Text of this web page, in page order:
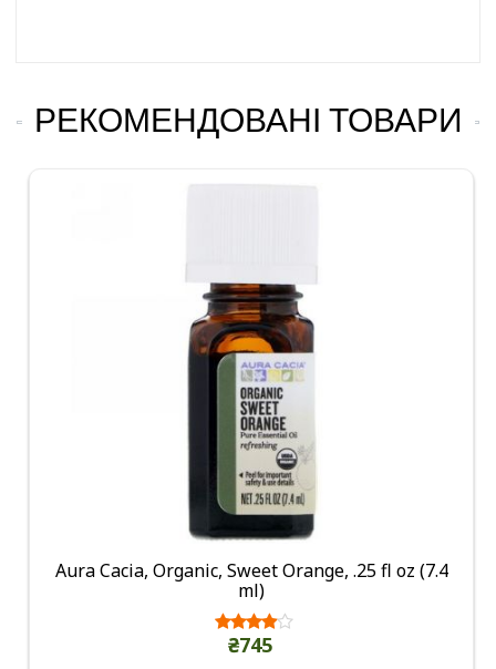
РЕКОМЕНДОВАНІ ТОВАРИ
Aura Cacia, Organic, Sweet Orange, .25 fl oz (7.4
ml)
₴745